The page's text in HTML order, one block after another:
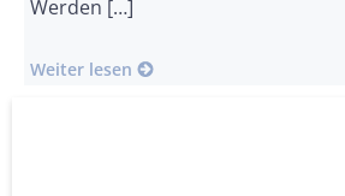
Werden […]
Weiter lesen